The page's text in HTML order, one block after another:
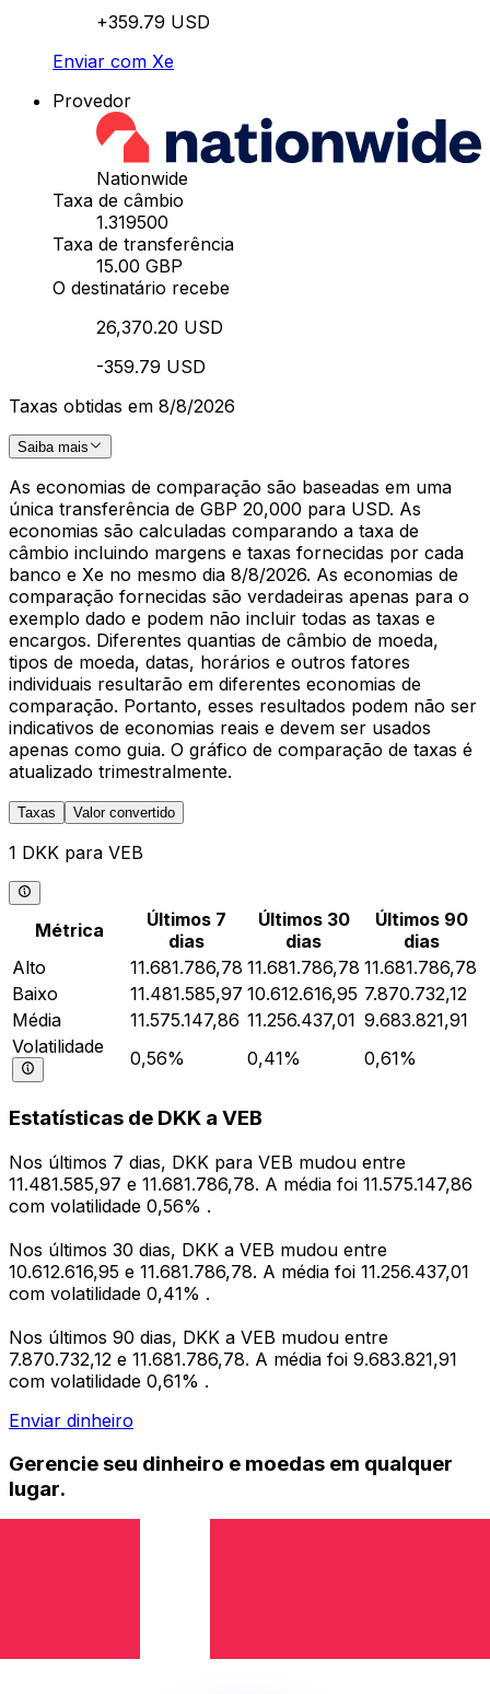
+359.79 USD
Enviar com Xe
Provedor
Nationwide
Taxa de câmbio
1.319500
Taxa de transferência
15.00 GBP
O destinatário recebe
26,370.20 USD
-359.79 USD
Taxas obtidas em 8/8/2026
Saiba mais
As economias de comparação são baseadas em uma
única transferência de GBP 20,000 para USD. As
economias são calculadas comparando a taxa de
câmbio incluindo margens e taxas fornecidas por cada
banco e Xe no mesmo dia 8/8/2026. As economias de
comparação fornecidas são verdadeiras apenas para o
exemplo dado e podem não incluir todas as taxas e
encargos. Diferentes quantias de câmbio de moeda,
tipos de moeda, datas, horários e outros fatores
individuais resultarão em diferentes economias de
comparação. Portanto, esses resultados podem não ser
indicativos de economias reais e devem ser usados
apenas como guia. O gráfico de comparação de taxas é
atualizado trimestralmente.
Taxas Valor convertido
1 DKK para VEB
Métrica
Últimos 7
dias
Últimos 30
dias
Últimos 90
dias
Alto
11.681.786,78 11.681.786,78 11.681.786,78
Baixo
11.481.585,97 10.612.616,95 7.870.732,12
Média
11.575.147,86 11.256.437,01 9.683.821,91
Volatilidade
0,56% 0,41% 0,61%
Estatísticas de DKK a VEB
Nos últimos 7 dias, DKK para VEB mudou entre
11.481.585,97 e 11.681.786,78. A média foi 11.575.147,86
com volatilidade 0,56% .
Nos últimos 30 dias, DKK a VEB mudou entre
10.612.616,95 e 11.681.786,78. A média foi 11.256.437,01
com volatilidade 0,41% .
Nos últimos 90 dias, DKK a VEB mudou entre
7.870.732,12 e 11.681.786,78. A média foi 9.683.821,91
com volatilidade 0,61% .
Enviar dinheiro
Gerencie seu dinheiro e moedas em qualquer
lugar.